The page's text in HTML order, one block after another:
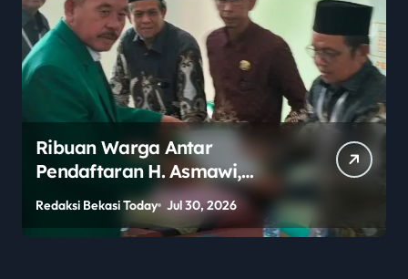
Ribuan Warga Antar
Pendaftaran H. Asmawi,
Dukungan Menggema:
“Lanjutkan!”
Redaksi Bekasi Today Jul 30, 2026